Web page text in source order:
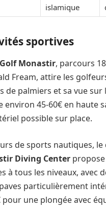
islamique
sportives
Monastir, parcours
Fream, attire les
de palmiers et sa vue sur
environ 45-60€ en haute
possible sur place.
de sports nautiques, le
Diving Center
à tous les niveaux, avec
particulièrement
une plongée avec